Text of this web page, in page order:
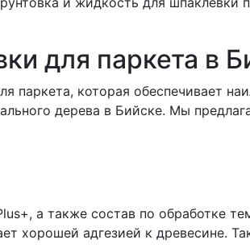
для паркета в
паркета, которая обеспечивает
дерева в Бийске. Мы
а также состав по обработке
хорошей адгезией к древесине.